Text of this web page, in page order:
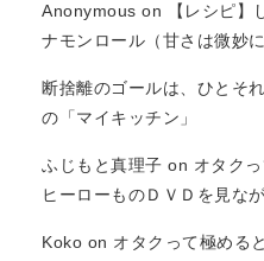
Anonymous on
【レシピ
ナモンロール（甘さは微妙
断捨離のゴールは、ひとそ
の「マイキッチン」
ふじもと真理子 on オタク
ヒーローものＤＶＤを見な
Koko on オタクって極める